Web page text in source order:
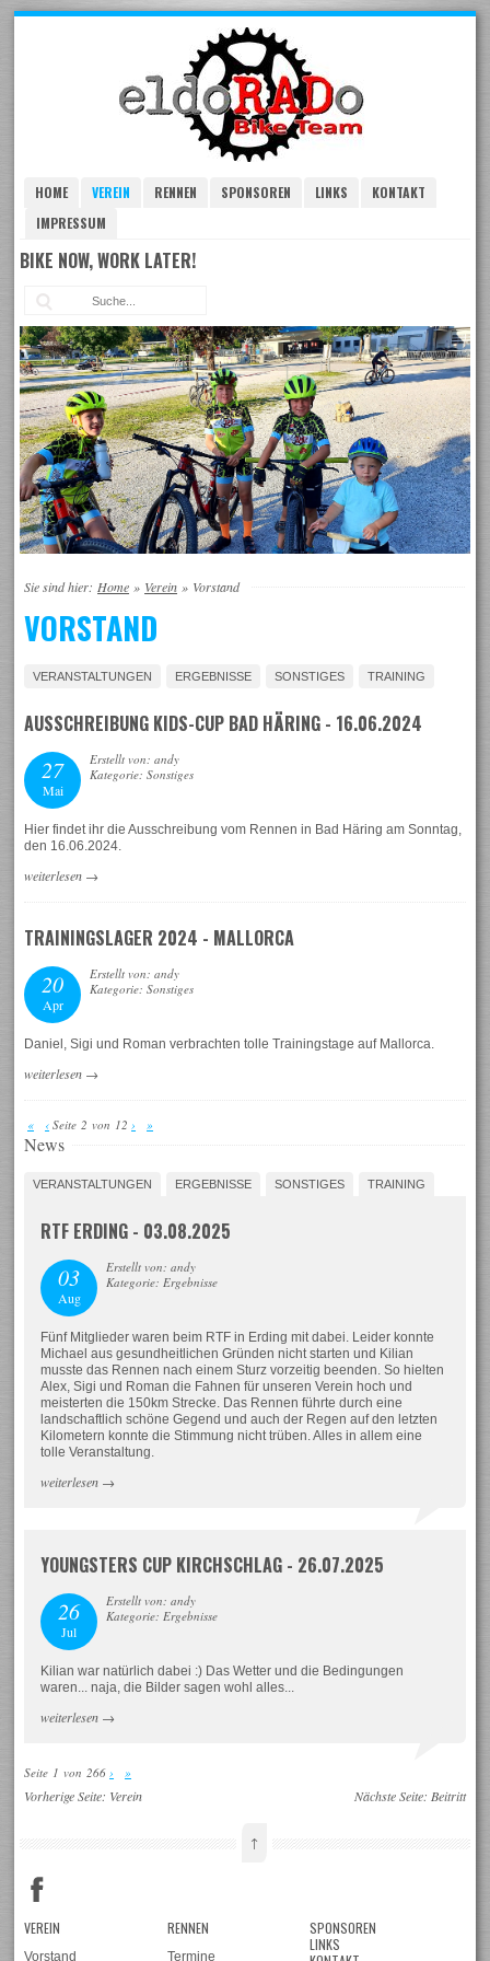
HOME VEREIN RENNEN SPONSOREN LINKS
KONTAKT
IMPRESSUM
BIKE NOW, WORK LATER!
Sie sind hier: Home » Verein » Vorstand
VORSTAND
VERANSTALTUNGEN ERGEBNISSE SONSTIGES TRAINING
AUSSCHREIBUNG KIDS-CUP BAD HÄRING - 16.06.2024
27
Mai
Erstellt von: andy
Kategorie: Sonstiges
Hier findet ihr die Ausschreibung vom Rennen in Bad Häring am Sonntag,
den 16.06.2024.
weiterlesen →
TRAININGSLAGER 2024 - MALLORCA
20
Apr
Erstellt von: andy
Kategorie: Sonstiges
Daniel, Sigi und Roman verbrachten tolle Trainingstage auf Mallorca.
weiterlesen →
« ‹ Seite 2 von 12 › »
News
VERANSTALTUNGEN ERGEBNISSE SONSTIGES TRAINING
RTF ERDING - 03.08.2025
03
Aug
Erstellt von: andy
Kategorie: Ergebnisse
Fünf Mitglieder waren beim RTF in Erding mit dabei. Leider konnte
Michael aus gesundheitlichen Gründen nicht starten und Kilian
musste das Rennen nach einem Sturz vorzeitig beenden. So hielten
Alex, Sigi und Roman die Fahnen für unseren Verein hoch und
meisterten die 150km Strecke. Das Rennen führte durch eine
landschaftlich schöne Gegend und auch der Regen auf den letzten
Kilometern konnte die Stimmung nicht trüben. Alles in allem eine
tolle Veranstaltung.
weiterlesen →
YOUNGSTERS CUP KIRCHSCHLAG - 26.07.2025
26
Jul
Erstellt von: andy
Kategorie: Ergebnisse
Kilian war natürlich dabei :) Das Wetter und die Bedingungen
waren... naja, die Bilder sagen wohl alles...
weiterlesen →
Seite 1 von 266 › »
Vorherige Seite: Verein Nächste Seite: Beitritt
↑
VEREIN
Vorstand
RENNEN
Termine
SPONSOREN
LINKS